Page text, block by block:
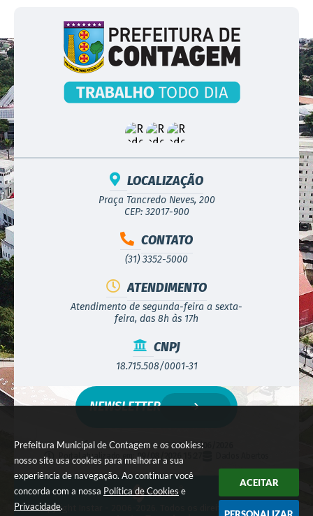
Prefeitura Municipal de Contagem e os cookies:
nosso site usa cookies para melhorar a sua
experiência de navegação. Ao continuar você
concorda com a nossa Política de Cookies e
Privacidade.
ACEITAR
LOCALIZAÇÃO
Praça Tancredo Neves, 200
CEP: 32017-900
CONTATO
(31) 3352-5000
ATENDIMENTO
Atendimento de segunda-feira a sexta-
feira, das 8h às 17h
CNPJ
18.715.508/0001-31
Versão do Sistema:3.5.3 - 19/06/2026
Portal atualizado em:
09/08/2026 15:27
NEWSLETTER
© Copyright Instar - 2006-2026. Todos os direitos reservados -